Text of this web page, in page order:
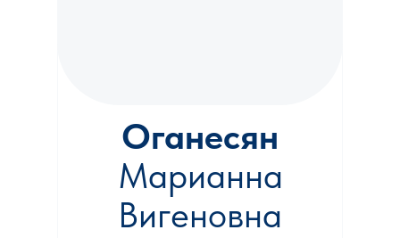
Оганесян
Марианна
Вигеновна